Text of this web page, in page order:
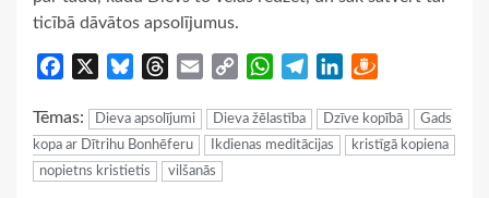
ticībā dāvātos apsolījumus.
Facebook BlueskyThreads
Email
Copy
WhatsApp
TelegramLinkedIn
Tēmas: Dieva apsolījumi Dieva žēlastība Dzīve kopībā
Gads
kopa ar Dītrihu Bonhēferu
Ikdienas meditācijas
kristīgā kopiena
nopietns kristietis
vilšanās